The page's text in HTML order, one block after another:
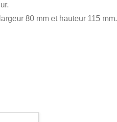
80 mm et hauteur 115 mm.